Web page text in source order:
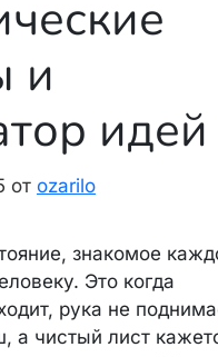
и
идей
от ozarilo
знакомое
Это когда
рука не
а чистый лист